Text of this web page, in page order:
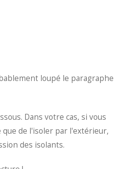
loupé le paragraphe
Dans votre cas, si vous
que de l'isoler par l'extérieur,
des isolants.